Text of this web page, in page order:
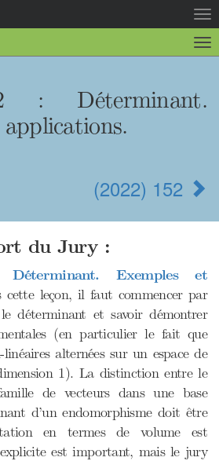
la
la
: Déterminant.
(2022) 152
du Jury :
Exemples et
cette leçon, il faut commencer par
déterminant et savoir démontrer
(en particulier le fait que
linéaires alternées sur un espace de
1). La distinction entre le
de vecteurs dans une base
d’un endomorphisme doit être
en termes de volume est
est important, mais le jury